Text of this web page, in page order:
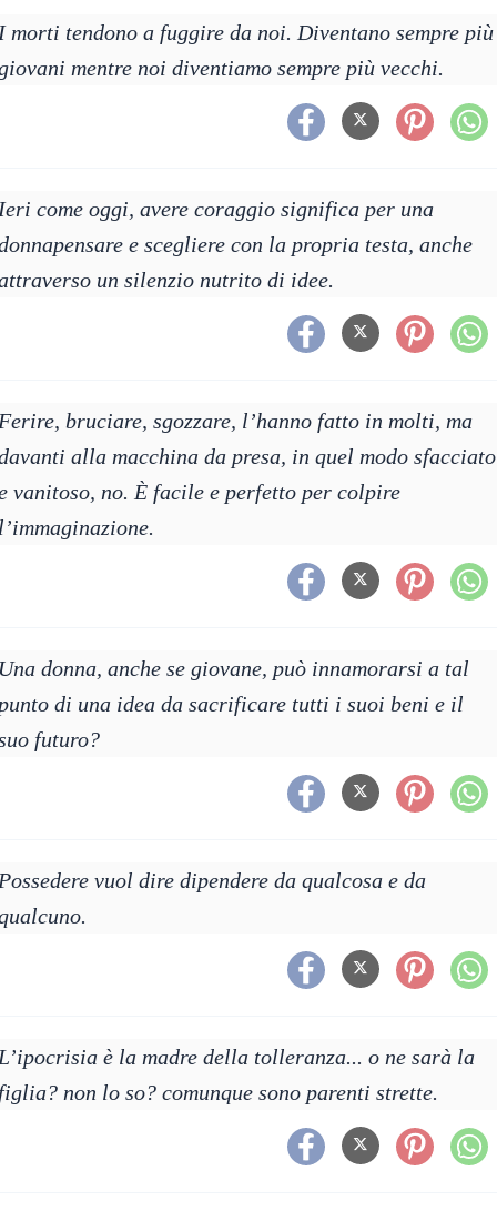
morti tendono a fuggire da noi. Diventano sempre più
mentre noi diventiamo sempre più vecchi.
come oggi, avere coraggio significa per una
e scegliere con la propria testa, anche
un silenzio nutrito di idee.
bruciare, sgozzare, l’hanno fatto in molti, ma
alla macchina da presa, in quel modo sfacciato
vanitoso, no. È facile e perfetto per colpire
donna, anche se giovane, può innamorarsi a tal
di una idea da sacrificare tutti i suoi beni e il
futuro?
vuol dire dipendere da qualcosa e da
è la madre della tolleranza... o ne sarà la
non lo so? comunque sono parenti strette.